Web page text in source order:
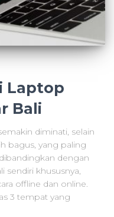
Laptop
Bali
diminati, selain
bagus, yang paling
dengan
sendiri khususnya,
offline dan online.
3 tempat yang